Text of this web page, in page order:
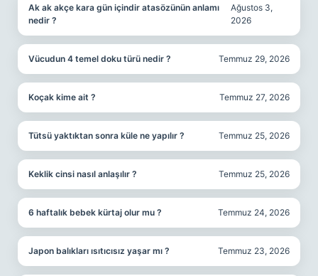
Ak ak akçe kara gün içindir atasözünün anlamı
nedir ?
Ağustos 3,
2026
Vücudun 4 temel doku türü nedir ? Temmuz 29, 2026
Koçak kime ait ? Temmuz 27, 2026
Tütsü yaktıktan sonra küle ne yapılır ? Temmuz 25, 2026
Keklik cinsi nasıl anlaşılır ? Temmuz 25, 2026
6 haftalık bebek kürtaj olur mu ? Temmuz 24, 2026
Japon balıkları ısıtıcısız yaşar mı ? Temmuz 23, 2026